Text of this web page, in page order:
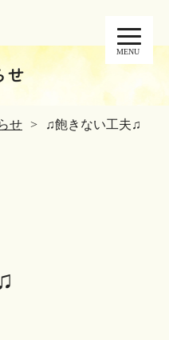
MENU
せ
せ ♫飽きない工夫♫